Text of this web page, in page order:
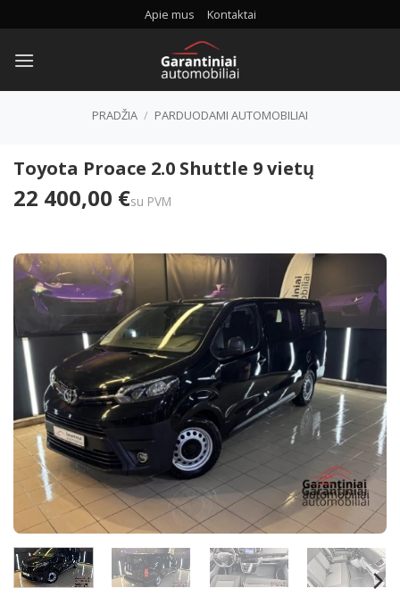
to
content
Apie mus Kontaktai
PRADŽIA / PARDUODAMI AUTOMOBILIAI
Toyota Proace 2.0 Shuttle 9 vietų
22 400,00 €su PVM